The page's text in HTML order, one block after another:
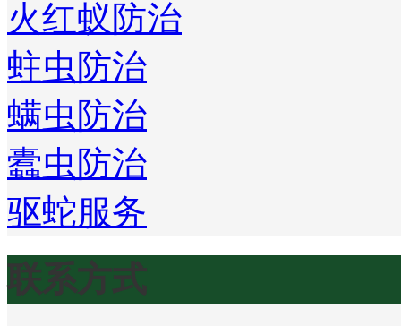
火红蚁防治
蛀虫防治
螨虫防治
蠹虫防治
驱蛇服务
联系方式